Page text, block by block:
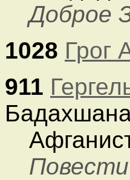
Доброе
1028 Грог
911